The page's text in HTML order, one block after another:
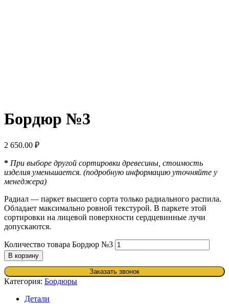
Бордюр №3
2 650.00 ₽
* При выборе другой сортировки древесины, стоимость
изделия уменьшается. (подробную информацию уточняйте у
менеджера)
Радиал — паркет высшего сорта только радиального распила.
Обладает максимально ровной текстурой. В паркете этой
сортировки на лицевой поверхности сердцевинные лучи
допускаются.
Количество товара Бордюр №3
В корзину
Заказать звонок
Категория: Бордюры
Детали